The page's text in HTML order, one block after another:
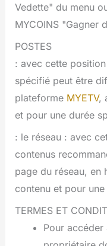
Vedette" du menu
MYCOINS "Gagner
POSTES
: avec cette
spécifié peut être
plateforme MYETV,
et pour une durée
: le réseau : avec
contenus
page du réseau, en
contenu et pour
TERMES ET
Pour